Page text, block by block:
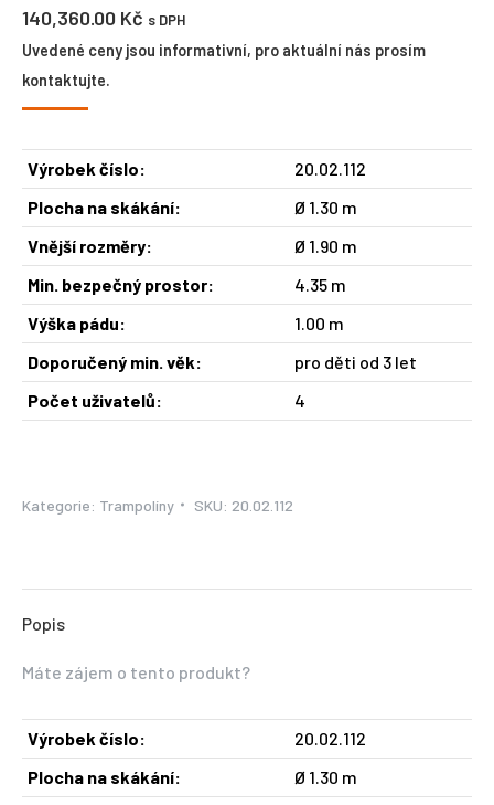
140,360.00 Kč s DPH
Uvedené ceny jsou informativní, pro aktuální nás prosím
kontaktujte.
Výrobek číslo:
20.02.112
Plocha na skákání:
Ø 1.30 m
Vnější rozměry:
Ø 1.90 m
Min. bezpečný prostor:
4.35 m
Výška pádu:
1.00 m
Doporučený min. věk:
pro děti od 3 let
Počet uživatelů:
4
Kategorie: Trampolíny SKU: 20.02.112
Popis
Máte zájem o tento produkt?
Výrobek číslo:
20.02.112
Plocha na skákání:
Ø 1.30 m